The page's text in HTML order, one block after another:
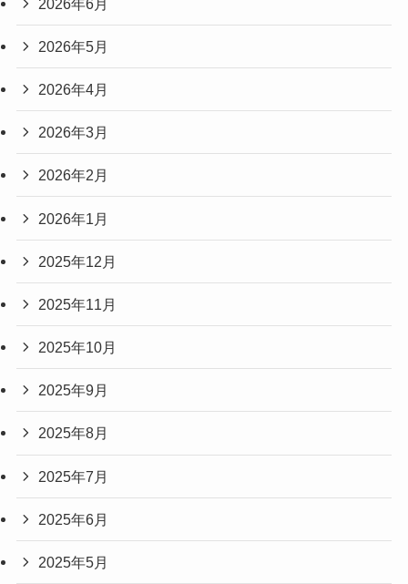
2026年5月
2026年4月
2026年3月
2026年2月
2026年1月
2025年12月
2025年11月
2025年10月
2025年9月
2025年8月
2025年7月
2025年6月
2025年5月